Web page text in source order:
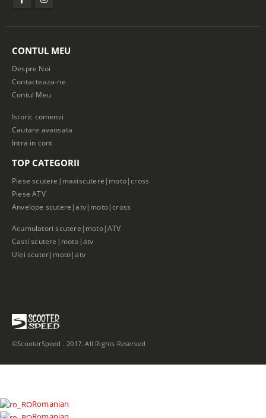
CONTUL MEU
Despre Noi
Contacteaza-ne
Contul Meu
Istoric comenzi
Cautare avansata
Intra in cont
TOP CATEGORII
Piese scutere|maxiscutere|moto|cross
Piese ATV
Anvelope scutere|atv|moto|cross
Acumulatori scutere|moto|ATV
Casti scutere|moto|atv
Ulei scuter|moto|atv
©ScooterSpeed . 2017. All Rights Reserved
Romanian